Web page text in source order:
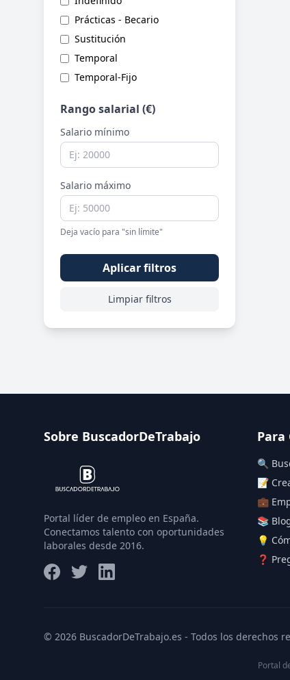
Prácticas - Becario
Sustitución
Temporal
Temporal-Fijo
Rango salarial (€)
Salario mínimo
Salario máximo
Deja vacío para "sin límite"
Aplicar filtros
Limpiar filtros
Sobre BuscadorDeTrabajo
Portal líder de empleo en España.
Conectamos talento con oportunidades
laborales desde 2016.
Para
🔍
📝
💼
📚
💡
❓
© 2026 BuscadorDeTrabajo.es - Todos los derechos
Portal